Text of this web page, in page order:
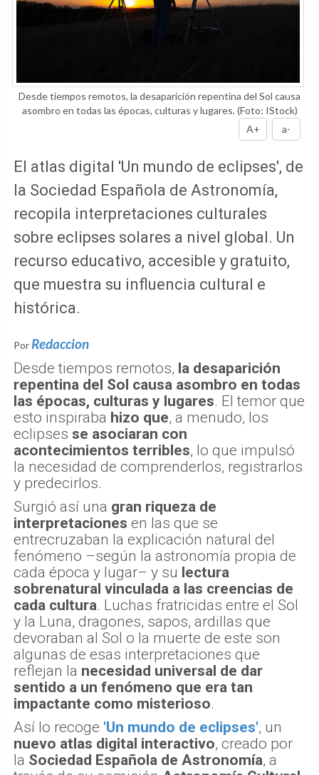
Desde tiempos remotos, la desaparición repentina del Sol causa
asombro en todas las épocas, culturas y lugares.(Foto: IStock)
A+
a-
El atlas digital 'Un mundo de eclipses', de
la Sociedad Española de Astronomía,
recopila interpretaciones culturales
sobre eclipses solares a nivel global. Un
recurso educativo, accesible y gratuito,
que muestra su influencia cultural e
histórica.
Por Redaccion
Desde tiempos remotos, la desaparición
repentina del Sol causa asombro en todas
las épocas, culturas y lugares. El temor que
esto inspiraba hizo que, a menudo, los
eclipses se asociaran con
acontecimientos terribles, lo que impulsó
la necesidad de comprenderlos, registrarlos
y predecirlos.
Surgió así una gran riqueza de
interpretaciones en las que se
entrecruzaban la explicación natural del
fenómeno –según la astronomía propia de
cada época y lugar– y su lectura
sobrenatural vinculada a las creencias de
cada cultura. Luchas fratricidas entre el Sol
y la Luna, dragones, sapos, ardillas que
devoraban al Sol o la muerte de este son
algunas de esas interpretaciones que
reflejan la necesidad universal de dar
sentido a un fenómeno que era tan
impactante como misterioso.
Así lo recoge 'Un mundo de eclipses', un
nuevo atlas digital interactivo, creado por
la Sociedad Española de Astronomía, a